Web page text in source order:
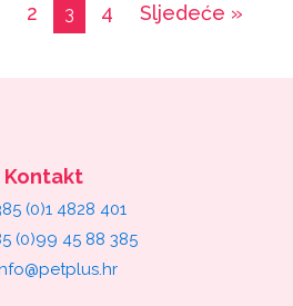
2 3 4 Sljedeće »
Kontakt
(0)1 4828 401
(0)99 45 88 385